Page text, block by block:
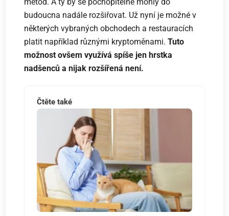
budoucna nadále rozšiřovat. Už nyní je možné v
některých vybraných obchodech a restauracích
platit například různými kryptoměnami.Tuto
možnost ovšem využívá spíše jen hrstka
nadšenců a nijak rozšířená není.
Čtěte také